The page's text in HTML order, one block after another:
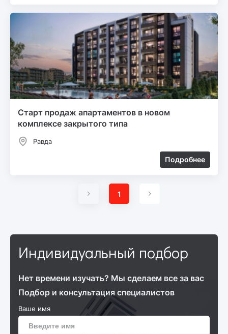
Старт продаж апартаментов в новом
комплексе закрытого типа
Равда
Подробнее
1
Индивидуальный подбор
Нет времени изучать? Мы сделаем все за вас
Подбор и консультация специалистов
Ваше имя